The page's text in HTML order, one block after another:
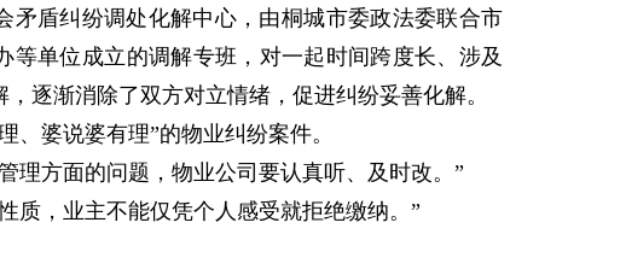
盾纠纷调处化解中心，由桐城市委政法委联合市
等单位成立的调解专班，对一起时间跨度长、涉及
逐渐消除了双方对立情绪，促进纠纷妥善化解。
婆说婆有理”的物业纠纷案件。
方面的问题，物业公司要认真听、及时改。”
，业主不能仅凭个人感受就拒绝缴纳。”